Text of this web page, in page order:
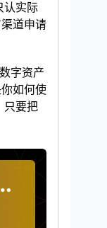
认实际
道申请
字资产
如何使
只要把